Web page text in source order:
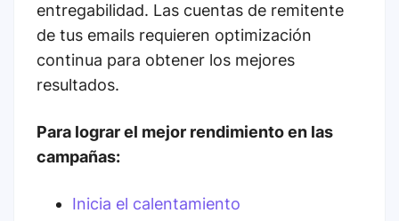
entregabilidad. Las cuentas de remitente
de tus emails requieren optimización
continua para obtener los mejores
resultados.
Para lograr el mejor rendimiento en las
campañas:
Inicia el calentamiento